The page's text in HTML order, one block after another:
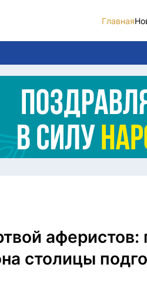
Главная
аферистов:
столицы